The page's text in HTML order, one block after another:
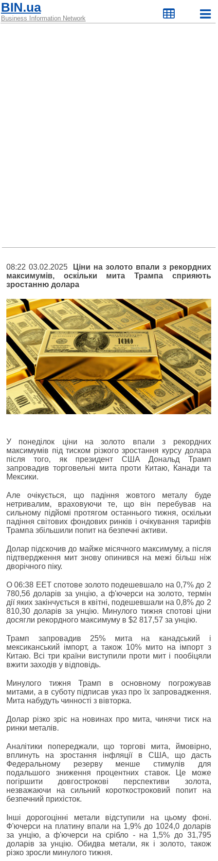
BIN.ua
Business Information Network
08:22 03.02.2025
Ціни на золото впали з рекордних
максимумів, оскільки мита Трампа сприяють
зростанню долара
У понеділок ціни на золото впали з рекордних
максимумів під тиском різкого зростання курсу долара
після того, як президент США Дональд Трамп
запровадив торговельні мита проти Китаю, Канади та
Мексики.
Але очікується, що падіння жовтого металу буде
нетривалим, враховуючи те, що він перебував на
сильному підйомі протягом останнього тижня, оскільки
падіння світових фондових ринків і очікування тарифів
Трампа збільшили попит на безпечні активи.
Долар підскочив до майже місячного максимуму, а після
підтвердження мит знову опинився на межі більш ніж
дворічного піку.
О 06:38 EET спотове золото подешевшало на 0,7% до 2
780,56 доларів за унцію, а ф'ючерси на золото, термін
дії яких закінчується в квітні, подешевшали на 0,8% до 2
810,30 доларів за унцію. Минулого тижня спотові ціни
досягли рекордного максимуму в $2 817,57 за унцію.
Трамп запровадив 25% мита на канадський і
мексиканський імпорт, а також 10% мито на імпорт з
Китаю. Всі три країни виступили проти мит і пообіцяли
вжити заходів у відповідь.
Минулого тижня Трамп в основному погрожував
митами, а в суботу підписав указ про їх запровадження.
Мита набудуть чинності з вівторка.
Долар різко зріс на новинах про мита, чинячи тиск на
ринки металів.
Аналітики попереджали, що торгові мита, ймовірно,
вплинуть на зростання інфляції в США, що дасть
Федеральному резерву менше стимулів для
подальшого зниження процентних ставок. Це може
погіршити довгострокові перспективи золота,
незважаючи на сильний короткостроковий попит на
безпечний прихісток.
Інші дорогоцінні метали відступили на цьому фоні.
Ф'ючерси на платину впали на 1,9% до 1024,0 доларів
за унцію, а ф'ючерси на срібло - на 1,5% до 31,795
доларів за унцію. Обидва метали, як і золото, також
різко зросли минулого тижня.